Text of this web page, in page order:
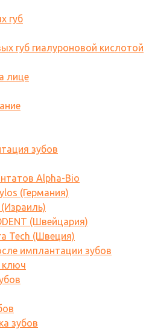
губ
губ гиалуроновой кислотой
лице
зубов
Alpha-Bio
(Германия)
(Швейцария)
Tech (Швеция)
имплантации зубов
ключ
зубов